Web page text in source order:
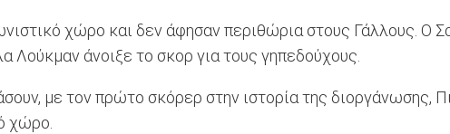
χώρο και δεν άφησαν περιθώρια στους Γάλλους. Ο
Λούκμαν άνοιξε το σκορ για τους γηπεδούχους.
με τον πρώτο σκόρερ στην ιστορία της διοργάνωσης,
χώρο.